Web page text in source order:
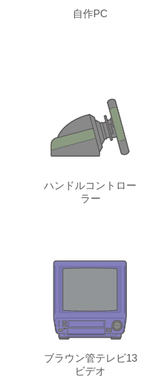
自作PC
ハンドルコントロー
ラー
ブラウン管テレビ13
ビデオ